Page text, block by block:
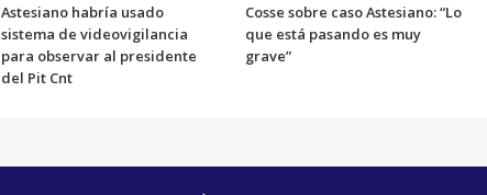
Astesiano habría usado
sistema de videovigilancia
para observar al presidente
del Pit Cnt
Cosse sobre caso Astesiano: “Lo
que está pasando es muy
grave”